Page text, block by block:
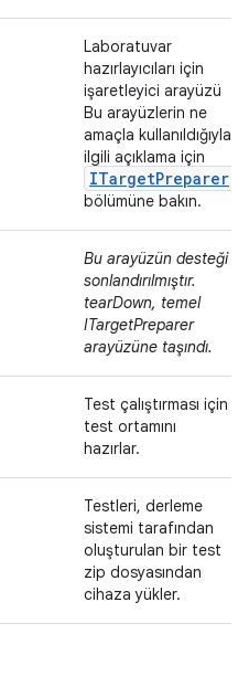
Laboratuvar
hazırlayıcıları için
işaretleyici arayüzü
Bu arayüzlerin ne
amaçla kullanıldığıyla
ilgili açıklama için
ITargetPreparer
bölümüne bakın.
Bu arayüzün desteği
sonlandırılmıştır.
tearDown, temel
ITargetPreparer
arayüzüne taşındı.
Test çalıştırması için
test ortamını
hazırlar.
Testleri, derleme
sistemi tarafından
oluşturulan bir test
zip dosyasından
cihaza yükler.